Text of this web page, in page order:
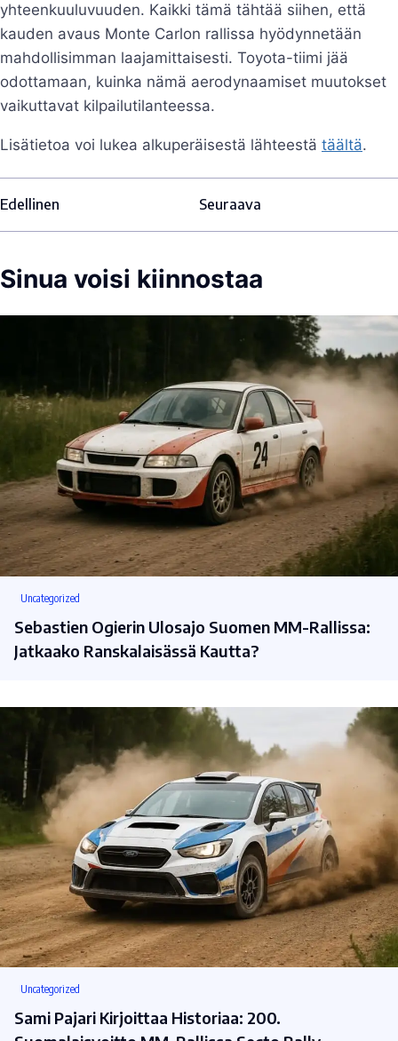
yhteenkuuluvuuden. Kaikki tämä tähtää siihen, että
kauden avaus Monte Carlon rallissa hyödynnetään
mahdollisimman laajamittaisesti. Toyota-tiimi jää
odottamaan, kuinka nämä aerodynaamiset muutokset
vaikuttavat kilpailutilanteessa.
Lisätietoa voi lukea alkuperäisestä lähteestä täältä.
Edellinen Seuraava
Sinua voisi kiinnostaa
Uncategorized
Sebastien Ogierin Ulosajo Suomen MM-Rallissa:
Jatkaako Ranskalaisässä Kautta?
Uncategorized
Sami Pajari Kirjoittaa Historiaa: 200.